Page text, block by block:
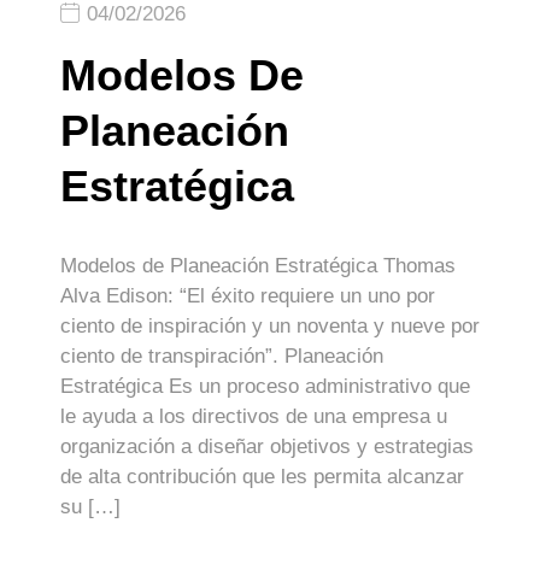
04/02/2026
Modelos De
Planeación
Estratégica
Modelos de Planeación Estratégica Thomas
Alva Edison: “El éxito requiere un uno por
ciento de inspiración y un noventa y nueve por
ciento de transpiración”. Planeación
Estratégica Es un proceso administrativo que
le ayuda a los directivos de una empresa u
organización a diseñar objetivos y estrategias
de alta contribución que les permita alcanzar
su […]